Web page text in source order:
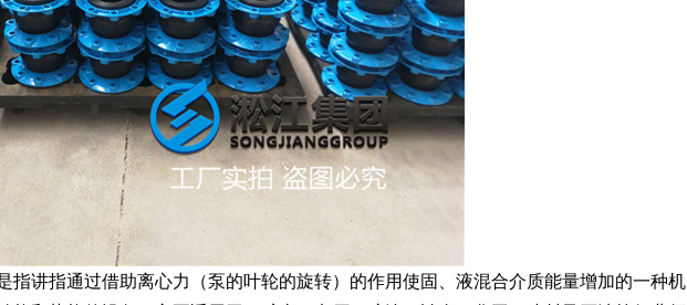
指讲指通过借助离心力（泵的叶轮的旋转）的作用使固、液混合介质能量增加的一种机